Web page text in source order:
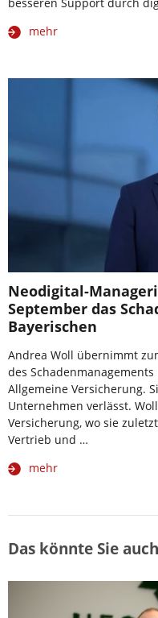
besseren Support durch
mehr
Neodigital-
September das
Bayerischen
Andrea Woll übernimmt
des
Allgemeine Versicherung.
Unternehmen verlässt.
Versicherung, wo sie
Vertrieb und …
mehr
Das könnte Sie